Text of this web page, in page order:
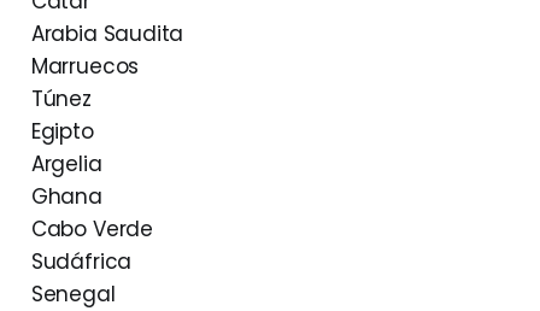
Arabia Saudita
Marruecos
Túnez
Egipto
Argelia
Ghana
Cabo Verde
Sudáfrica
Senegal